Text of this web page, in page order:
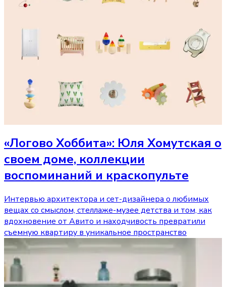
«Логово Хоббита»: Юля Хомутская о
своем доме, коллекции
воспоминаний и краскопульте
Интервью архитектора и сет-дизайнера о любимых
вещах со смыслом, стеллаже-музее детства и том, как
вдохновение от Авито и находчивость превратили
съемную квартиру в уникальное пространство